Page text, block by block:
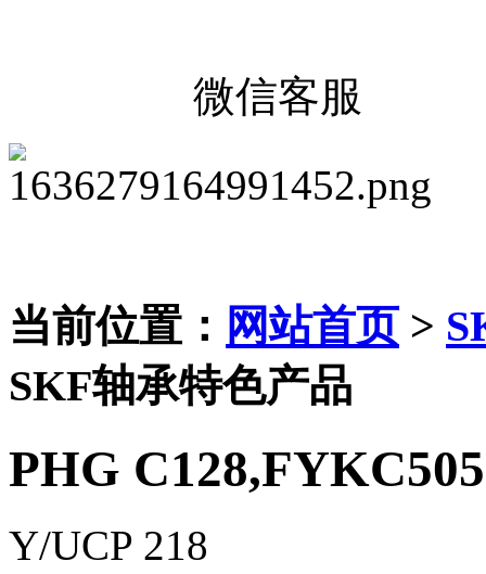
微信客服
当前位置： 网站首页>
SKF轴承特色产品
PHG C128,FYKC505
Y/UCP 218